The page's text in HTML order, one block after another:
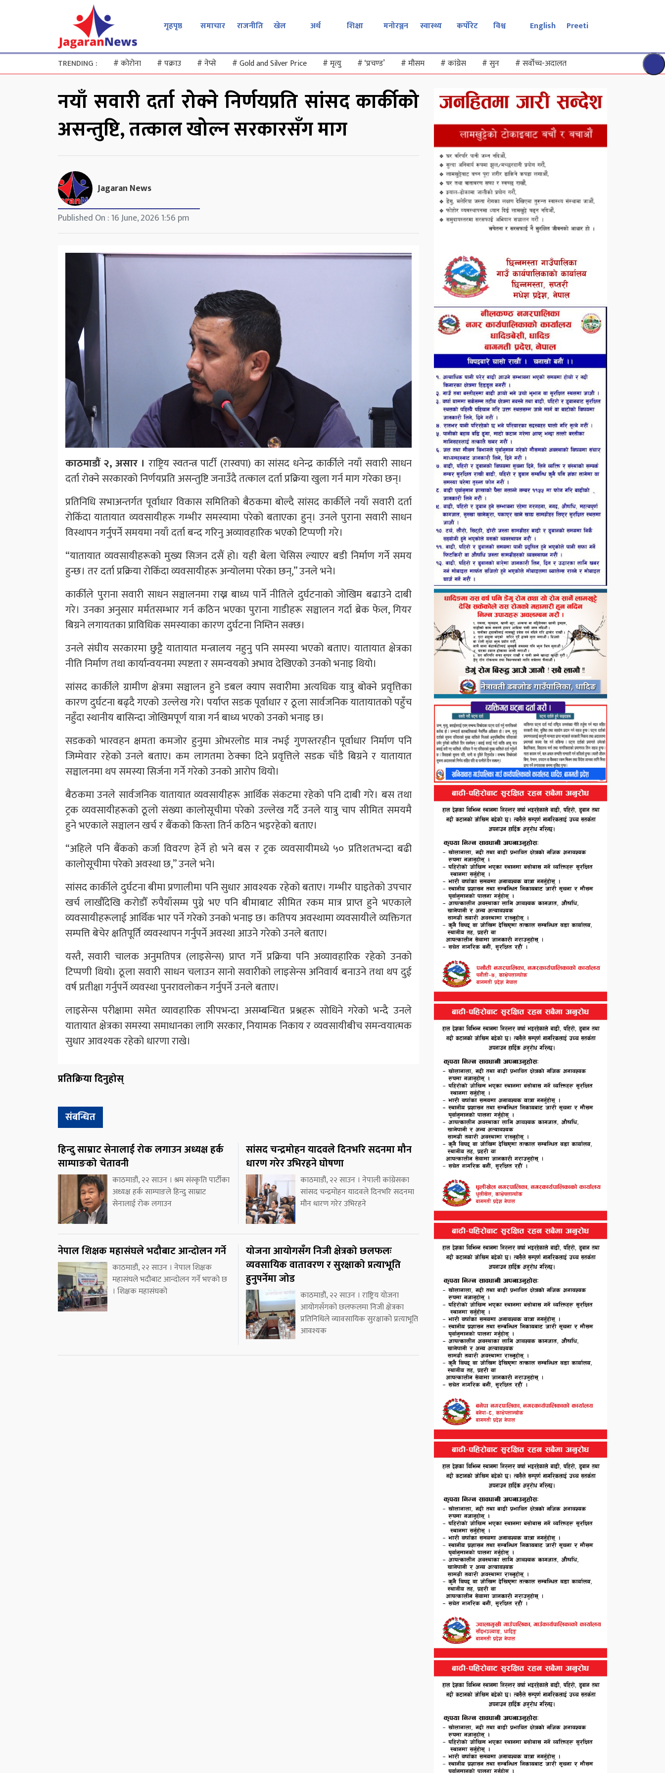
गृहपृष्ठ समाचार राजनीति खेल अर्थ शिक्षा मनोरञ्जन स्वास्थ्य कर्पोरेट विश्व English Preeti
TRENDING : #कोरोना #पक्राउ #नेप्से #Gold and Silver Price #मृत्यु #‘प्रचण्ड’ #मौसम #कांग्रेस #सुन #सर्वोच्च-अदालत
नयाँ सवारी दर्ता रोक्ने निर्णयप्रति सांसद कार्कीको
असन्तुष्टि, तत्काल खोल्न सरकारसँग माग
Jagaran News
Published On : 16 June, 2026 1:56 pm
काठमाडौं २, असार । राष्ट्रिय स्वतन्त्र पार्टी (रास्वपा) का सांसद धनेन्द्र कार्कीले नयाँ सवारी साधन
दर्ता रोक्ने सरकारको निर्णयप्रति असन्तुष्टि जनाउँदै तत्काल दर्ता प्रक्रिया खुला गर्न माग गरेका छन्।
प्रतिनिधि सभाअन्तर्गत पूर्वाधार विकास समितिको बैठकमा बोल्दै सांसद कार्कीले नयाँ सवारी दर्ता
रोकिँदा यातायात व्यवसायीहरू गम्भीर समस्यामा परेको बताएका हुन्। उनले पुराना सवारी साधन
विस्थापन गर्नुपर्ने समयमा नयाँ दर्ता बन्द गरिनु अव्यावहारिक भएको टिप्पणी गरे।
“यातायात व्यवसायीहरूको मुख्य सिजन दसैं हो। यही बेला चेसिस ल्याएर बडी निर्माण गर्ने समय
हुन्छ। तर दर्ता प्रक्रिया रोकिँदा व्यवसायीहरू अन्योलमा परेका छन्,” उनले भने।
कार्कीले पुराना सवारी साधन सञ्चालनमा राख्न बाध्य पार्ने नीतिले दुर्घटनाको जोखिम बढाउने दाबी
गरे। उनका अनुसार मर्मतसम्भार गर्न कठिन भएका पुराना गाडीहरू सञ्चालन गर्दा ब्रेक फेल, गियर
बिग्रने लगायतका प्राविधिक समस्याका कारण दुर्घटना निम्तिन सक्छ।
उनले संघीय सरकारमा छुट्टै यातायात मन्त्रालय नहुनु पनि समस्या भएको बताए। यातायात क्षेत्रका
नीति निर्माण तथा कार्यान्वयनमा स्पष्टता र समन्वयको अभाव देखिएको उनको भनाइ थियो।
सांसद कार्कीले ग्रामीण क्षेत्रमा सञ्चालन हुने डबल क्याप सवारीमा अत्यधिक यात्रु बोक्ने प्रवृत्तिका
कारण दुर्घटना बढ्दै गएको उल्लेख गरे। पर्याप्त सडक पूर्वाधार र ठूला सार्वजनिक यातायातको पहुँच
नहुँदा स्थानीय बासिन्दा जोखिमपूर्ण यात्रा गर्न बाध्य भएको उनको भनाइ छ।
सडकको भारवहन क्षमता कमजोर हुनुमा ओभरलोड मात्र नभई गुणस्तरहीन पूर्वाधार निर्माण पनि
जिम्मेवार रहेको उनले बताए। कम लागतमा ठेक्का दिने प्रवृत्तिले सडक चाँडै बिग्रने र यातायात
सञ्चालनमा थप समस्या सिर्जना गर्ने गरेको उनको आरोप थियो।
बैठकमा उनले सार्वजनिक यातायात व्यवसायीहरू आर्थिक संकटमा रहेको पनि दाबी गरे। बस तथा
ट्रक व्यवसायीहरूको ठूलो संख्या कालोसूचीमा परेको उल्लेख गर्दै उनले यात्रु चाप सीमित समयमै
हुने भएकाले सञ्चालन खर्च र बैंकको किस्ता तिर्न कठिन भइरहेको बताए।
“अहिले पनि बैंकको कर्जा विवरण हेर्ने हो भने बस र ट्रक व्यवसायीमध्ये ५० प्रतिशतभन्दा बढी
कालोसूचीमा परेको अवस्था छ,” उनले भने।
सांसद कार्कीले दुर्घटना बीमा प्रणालीमा पनि सुधार आवश्यक रहेको बताए। गम्भीर घाइतेको उपचार
खर्च लाखौँदेखि करोडौँ रुपैयाँसम्म पुग्ने भए पनि बीमाबाट सीमित रकम मात्र प्राप्त हुने भएकाले
व्यवसायीहरूलाई आर्थिक भार पर्ने गरेको उनको भनाइ छ। कतिपय अवस्थामा व्यवसायीले व्यक्तिगत
सम्पत्ति बेचेर क्षतिपूर्ति व्यवस्थापन गर्नुपर्ने अवस्था आउने गरेको उनले बताए।
यस्तै, सवारी चालक अनुमतिपत्र (लाइसेन्स) प्राप्त गर्ने प्रक्रिया पनि अव्यावहारिक रहेको उनको
टिप्पणी थियो। ठूला सवारी साधन चलाउन सानो सवारीको लाइसेन्स अनिवार्य बनाउने तथा थप दुई
वर्ष प्रतीक्षा गर्नुपर्ने व्यवस्था पुनरावलोकन गर्नुपर्ने उनले बताए।
लाइसेन्स परीक्षामा समेत व्यावहारिक सीपभन्दा असम्बन्धित प्रश्नहरू सोधिने गरेको भन्दै उनले
यातायात क्षेत्रका समस्या समाधानका लागि सरकार, नियामक निकाय र व्यवसायीबीच समन्वयात्मक
सुधार आवश्यक रहेको धारणा राखे।
प्रतिक्रिया दिनुहोस्
संबन्धित
हिन्दु साम्राट सेनालाई रोक लगाउन अध्यक्ष हर्क
साम्पाङको चेतावनी
काठमाडौं, २२ साउन । श्रम संस्कृति पार्टीका
अध्यक्ष हर्क साम्पाङले हिन्दु साम्राट
सेनालाई रोक लगाउन
सांसद चन्द्रमोहन यादवले दिनभरि सदनमा मौन
धारण गरेर उभिरहने घोषणा
काठमाडौं, २२ साउन । नेपाली कांग्रेसका
सांसद चन्द्रमोहन यादवले दिनभरि सदनमा
मौन धारण गरेर उभिरहने
नेपाल शिक्षक महासंघले भदौबाट आन्दोलन गर्ने
काठमाडौं, २२ साउन । नेपाल शिक्षक
महासंघले भदौबाट आन्दोलन गर्ने भएको छ
। शिक्षक महासंघको
योजना आयोगसँग निजी क्षेत्रको छलफलः
व्यवसायिक वातावरण र सुरक्षाको प्रत्याभूति
हुनुपर्नेमा जोड
काठमाडौं, २२ साउन । राष्ट्रिय योजना
आयोगसँगको छलफलमा निजी क्षेत्रका
प्रतिनिधिले व्यावसायिक सुरक्षाको प्रत्याभूति
आवश्यक